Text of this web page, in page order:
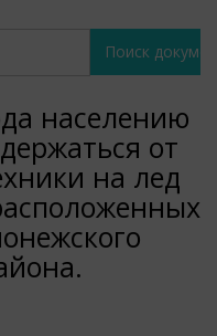
населению
от
на лед